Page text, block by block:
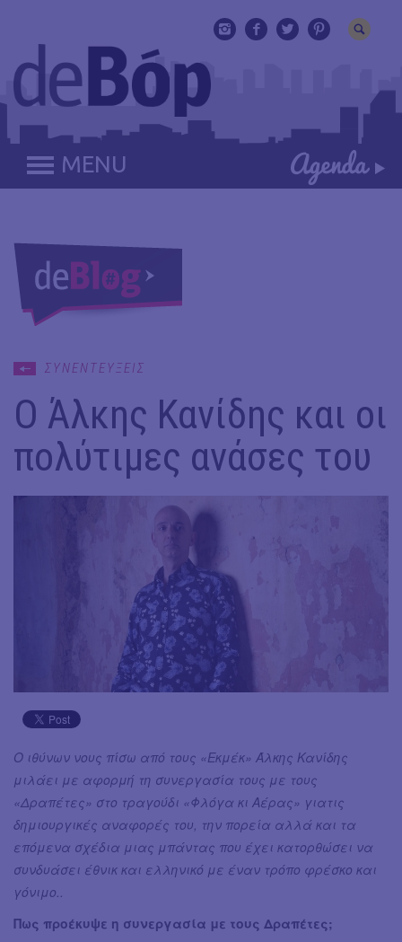
MENU
ΣΥΝΕΝΤΕΥΞΕΙΣ
Ο Άλκης Κανίδης και οι
πολύτιμες ανάσες του
Ο ιθύνων νους πίσω από τους «Εκμέκ» Άλκης Κανίδης
μιλάει με αφορμή τη συνεργασία τους με τους
«Δραπέτες» στο τραγούδι «Φλόγα κι Αέρας» γιατις
δημιουργικές αναφορές του, την πορεία αλλά και τα
επόμενα σχέδια μιας μπάντας που έχει κατορθώσει να
συνδυάσει έθνικ και ελληνικό με έναν τρόπο φρέσκο και
γόνιμο..
Πως προέκυψε η συνεργασία με τους Δραπέτες;